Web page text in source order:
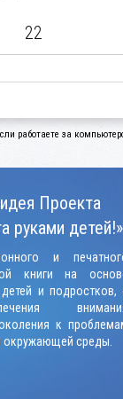
22
работаете за
Проекта
руками
и
книги на
и подростков,
к
окружающей среды.